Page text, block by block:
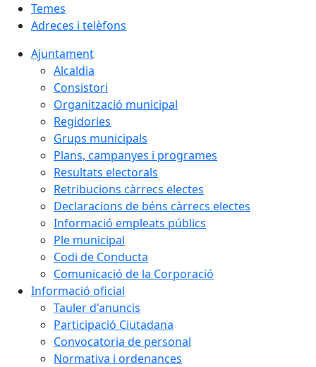
Temes
Adreces i telèfons
Ajuntament
Alcaldia
Consistori
Organització municipal
Regidories
Grups municipals
Plans, campanyes i programes
Resultats electorals
Retribucions càrrecs electes
Declaracions de béns càrrecs electes
Informació empleats públics
Ple municipal
Codi de Conducta
Comunicació de la Corporació
Informació oficial
Tauler d'anuncis
Participació Ciutadana
Convocatoria de personal
Normativa i ordenances